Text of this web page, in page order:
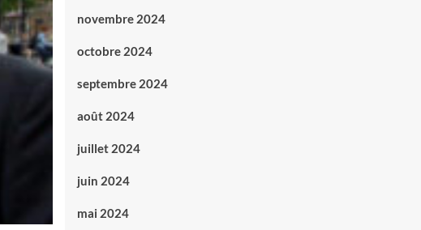
novembre 2024
octobre 2024
septembre 2024
août 2024
juillet 2024
juin 2024
mai 2024